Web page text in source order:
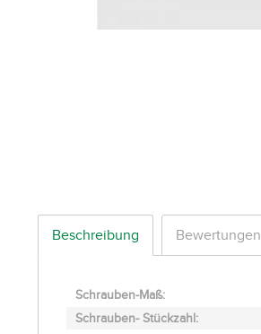
Beschreibung Bewertungen
Schrauben-Maß:
Schrauben- Stückzahl: